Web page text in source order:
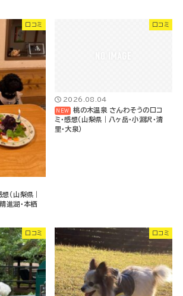
口コミ
（山梨県｜
進湖・本栖
口コミ
2026.08.04
桃の木温泉 さんわそうの口コ
ミ・感想（山梨県｜八ヶ岳・小淵沢・清
里・大泉）
口コミ 口コミ